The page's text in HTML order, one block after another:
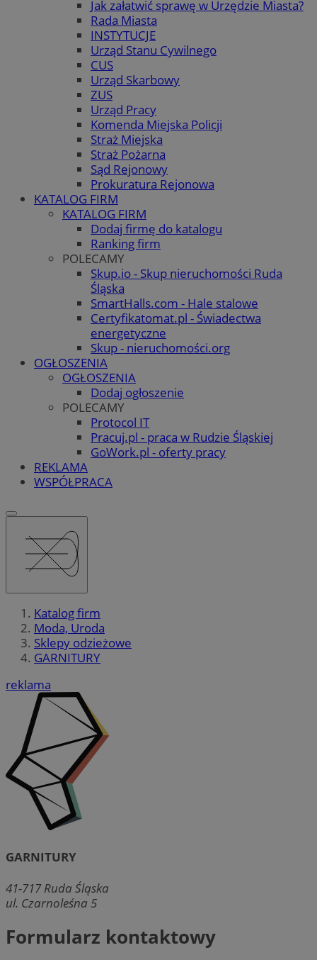
Jak załatwić sprawę w Urzędzie Miasta?
Rada Miasta
INSTYTUCJE
Urząd Stanu Cywilnego
CUS
Urząd Skarbowy
ZUS
Urząd Pracy
Komenda Miejska Policji
Straż Miejska
Straż Pożarna
Sąd Rejonowy
Prokuratura Rejonowa
KATALOG FIRM
KATALOG FIRM
Dodaj firmę do katalogu
Ranking firm
POLECAMY
Skup.io - Skup nieruchomości Ruda
Śląska
SmartHalls.com - Hale stalowe
Certyfikatomat.pl - Świadectwa
energetyczne
Skup - nieruchomości.org
OGŁOSZENIA
OGŁOSZENIA
Dodaj ogłoszenie
POLECAMY
Protocol IT
Pracuj.pl - praca w Rudzie Śląskiej
GoWork.pl - oferty pracy
REKLAMA
WSPÓŁPRACA
Katalog firm
Moda, Uroda
Sklepy odzieżowe
GARNITURY
reklama
GARNITURY
41-717 Ruda Śląska
ul. Czarnoleśna 5
Formularz kontaktowy